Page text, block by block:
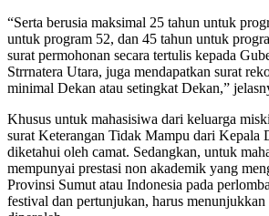
“Serta berusia maksimal 25 tahun untuk
untuk program 52, dan 45 tahun untuk
surat permohonan secara tertulis kepada
Strrnatera Utara, juga mendapatkan surat
minimal Dekan atau setingkat Dekan,”
Khusus untuk mahasisiwa dari keluarga
surat Keterangan Tidak Mampu dari Kepala
diketahui oleh camat. Sedangkan, untuk
mempunyai prestasi non akademik yang
Provinsi Sumut atau Indonesia pada
festival dan pertunjukan, harus